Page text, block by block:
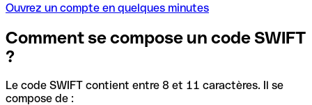
Ouvrez un compte en quelques minutes
Comment se compose un code SWIFT
?
Le code SWIFT contient entre 8 et 11 caractères. Il se
compose de :